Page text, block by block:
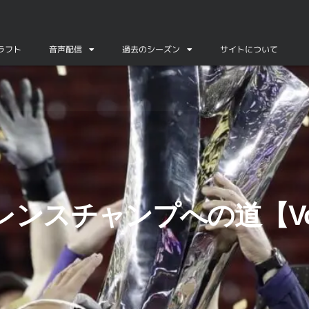
フト 音声配信 過去のシーズン サイトについて
ンスチャンプへの道【